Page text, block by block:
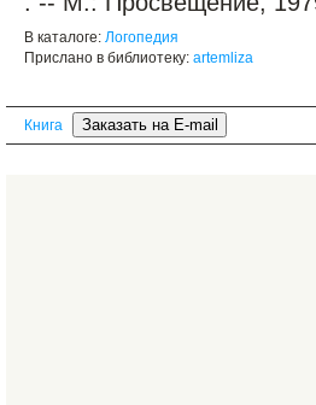
В каталоге: Логопедия
Прислано в библиотеку: artemliza
Книга